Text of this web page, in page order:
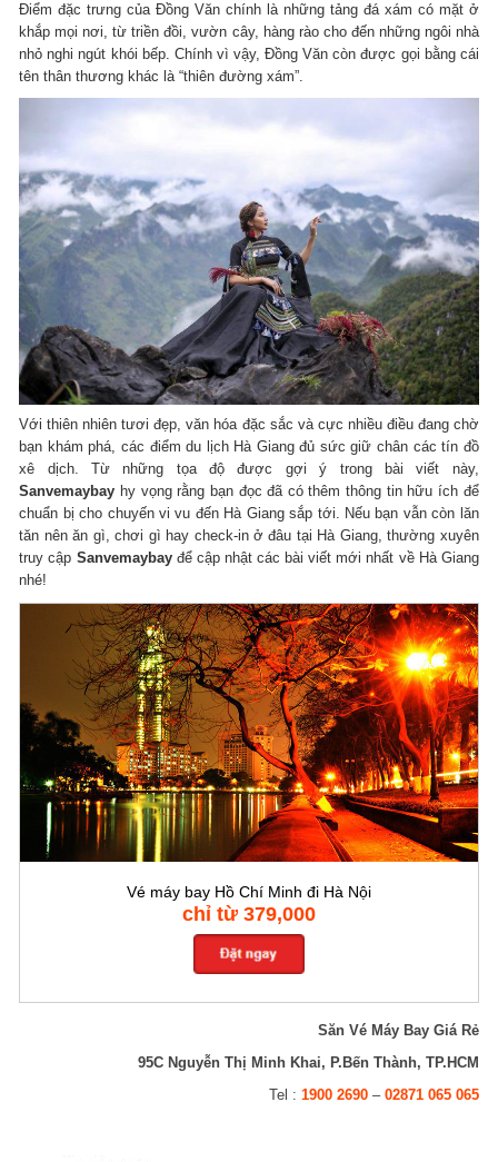
Điểm đặc trưng của Đồng Văn chính là những tảng đá xám có mặt ở
khắp mọi nơi, từ triền đồi, vườn cây, hàng rào cho đến những ngôi nhà
nhỏ nghi ngút khói bếp. Chính vì vậy, Đồng Văn còn được gọi bằng cái
tên thân thương khác là “thiên đường xám”.
Với thiên nhiên tươi đẹp, văn hóa đặc sắc và cực nhiều điều đang chờ
bạn khám phá, các điểm du lịch Hà Giang đủ sức giữ chân các tín đồ
xê dịch. Từ những tọa độ được gợi ý trong bài viết này,
Sanvemaybay hy vọng rằng bạn đọc đã có thêm thông tin hữu ích để
chuẩn bị cho chuyến vi vu đến Hà Giang sắp tới. Nếu bạn vẫn còn lăn
tăn nên ăn gì, chơi gì hay check-in ở đâu tại Hà Giang, thường xuyên
truy cập Sanvemaybayđể cập nhật các bài viết mới nhất về Hà Giang
nhé!
Vé máy bay Hồ Chí Minh đi Hà Nội
chỉ từ 379,000
Săn Vé Máy Bay Giá Rẻ
95C Nguyễn Thị Minh Khai, P.Bến Thành, TP.HCM
Tel : 1900 2690– 02871 065 065